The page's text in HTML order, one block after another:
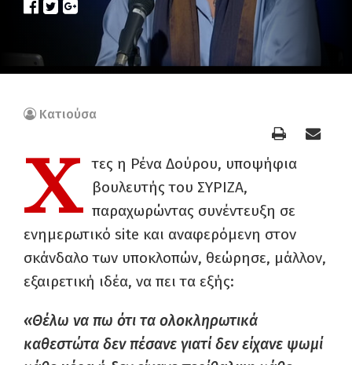
Κατιούσα
Χ
τες η Ρένα Δούρου, υποψήφια
βουλευτής του ΣΥΡΙΖΑ,
παραχωρώντας συνέντευξη σε
ενημερωτικό site και αναφερόμενη στον
σκάνδαλο των υποκλοπών, θεώρησε, μάλλον,
εξαιρετική ιδέα, να πει τα εξής:
«Θέλω να πω ότι τα ολοκληρωτικά
καθεστώτα δεν πέσανε γιατί δεν είχανε ψωμί